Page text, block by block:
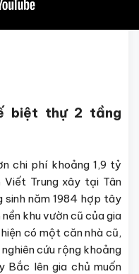
biệt thự 2 tầng
chi phí khoảng 1,9 tỷ
Trung xây tại Tân
sinh năm 1984 hợp tây
khu vườn cũ của gia
có một căn nhà cũ,
cứu rộng khoảng
Bắc lên gia chủ muốn